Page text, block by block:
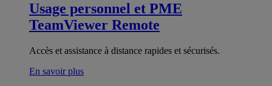
Usage personnel et PME
TeamViewer Remote
Accès et assistance à distance rapides et sécurisés.
En savoir plus